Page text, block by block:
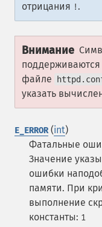
отрицания ! .
Внимание
файле
указать
E_ERROR(int)
Фатальные
Значение
ошибки
памяти. При
выполнение
константы: 1